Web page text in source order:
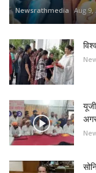
Newsrathmedia Aug 9,